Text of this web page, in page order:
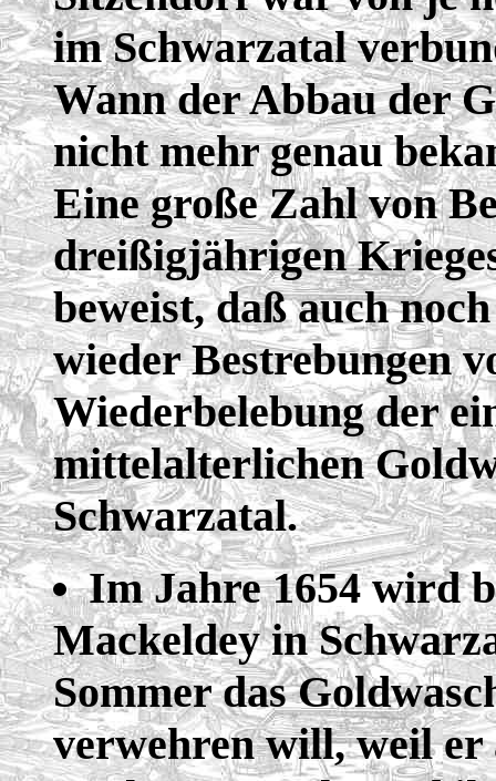
im Schwarzatal
Wann der Abbau der
nicht mehr genau
Eine große Zahl von
dreißigjährigen
beweist, daß auch
wieder Bestrebungen
Wiederbelebung der
mittelalterlichen
Schwarzatal.
Im Jahre 1654 wird
Mackeldey in
Sommer das
verwehren will, weil er